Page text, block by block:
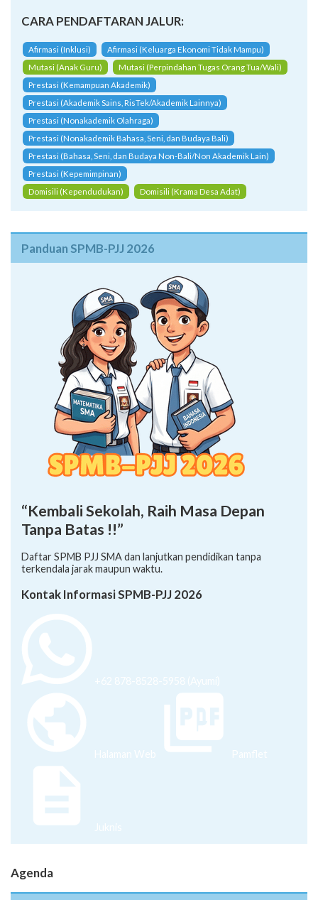
CARA PENDAFTARAN JALUR:
Afirmasi (Inklusi)
Afirmasi (Keluarga Ekonomi Tidak Mampu)
Mutasi (Anak Guru)
Mutasi (Perpindahan Tugas Orang Tua/Wali)
Prestasi (Kemampuan Akademik)
Prestasi (Akademik Sains, RisTek/Akademik Lainnya)
Prestasi (Nonakademik Olahraga)
Prestasi (Nonakademik Bahasa, Seni, dan Budaya Bali)
Prestasi (Bahasa, Seni, dan Budaya Non-Bali/Non Akademik Lain)
Prestasi (Kepemimpinan)
Domisili (Kependudukan)
Domisili (Krama Desa Adat)
Panduan SPMB-PJJ 2026
“Kembali Sekolah, Raih Masa Depan
Tanpa Batas !!”
Daftar SPMB PJJ SMA dan lanjutkan pendidikan tanpa
terkendala jarak maupun waktu.
Kontak Informasi SPMB-PJJ 2026
+62 878-8528-5958 (Ayumi)
Halaman Web Pamflet
Juknis
Agenda